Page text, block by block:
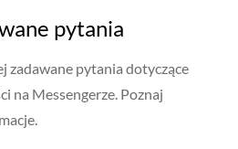
pytania
zadawane pytania dotyczące
na Messengerze. Poznaj